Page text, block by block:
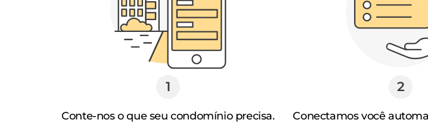
Conte-nos o que seu condomínio precisa.
Conectamos você